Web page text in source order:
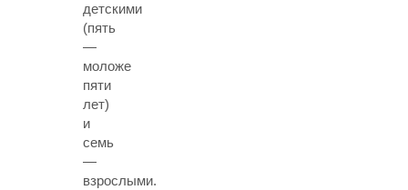
детскими
(пять
—
моложе
пяти
лет)
и
семь
—
взрослыми.